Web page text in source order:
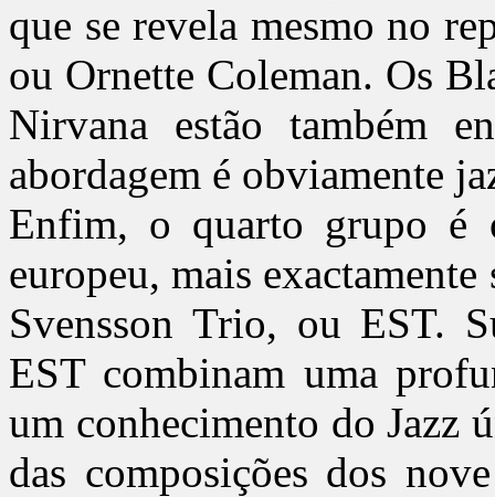
que se revela mesmo no
ou Ornette Coleman. Os
Nirvana estão também
abordagem é obviamente
Enfim, o quarto grupo é
europeu, mais
Svensson Trio, ou EST.
EST combinam uma
um conhecimento do Jazz
das composições dos